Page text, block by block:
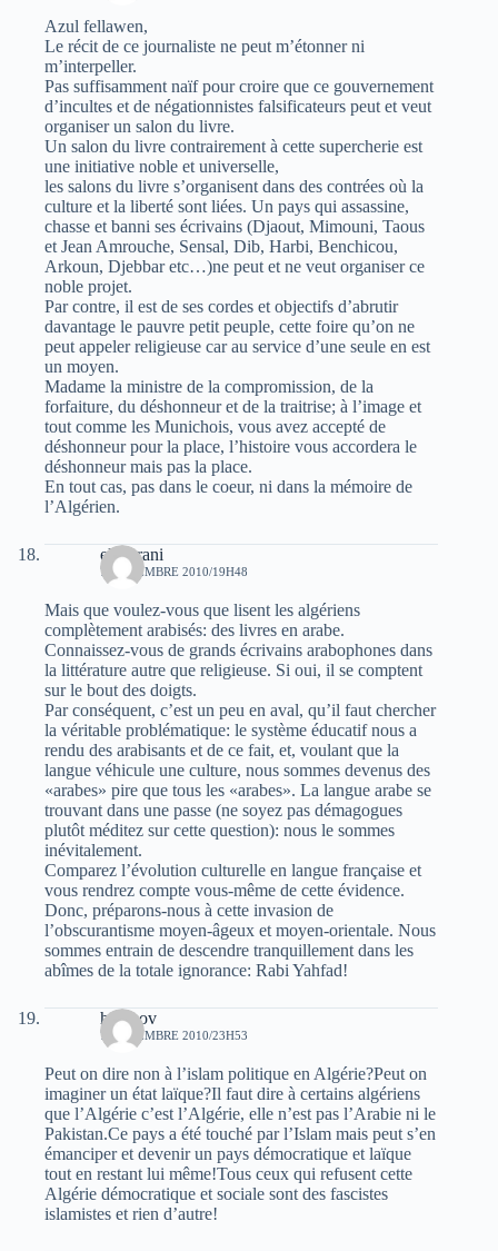
Azul fellawen,
Le récit de ce journaliste ne peut m’étonner ni
m’interpeller.
Pas suffisamment naïf pour croire que ce gouvernement
d’incultes et de négationnistes falsificateurs peut et veut
organiser un salon du livre.
Un salon du livre contrairement à cette supercherie est
une initiative noble et universelle,
les salons du livre s’organisent dans des contrées où la
culture et la liberté sont liées. Un pays qui assassine,
chasse et banni ses écrivains (Djaout, Mimouni, Taous
et Jean Amrouche, Sensal, Dib, Harbi, Benchicou,
Arkoun, Djebbar etc…)ne peut et ne veut organiser ce
noble projet.
Par contre, il est de ses cordes et objectifs d’abrutir
davantage le pauvre petit peuple, cette foire qu’on ne
peut appeler religieuse car au service d’une seule en est
un moyen.
Madame la ministre de la compromission, de la
forfaiture, du déshonneur et de la traitrise; à l’image et
tout comme les Munichois, vous avez accepté de
déshonneur pour la place, l’histoire vous accordera le
déshonneur mais pas la place.
En tout cas, pas dans le coeur, ni dans la mémoire de
l’Algérien.
el Barani
7 NOVEMBRE 2010/19H48
Mais que voulez-vous que lisent les algériens
complètement arabisés: des livres en arabe.
Connaissez-vous de grands écrivains arabophones dans
la littérature autre que religieuse. Si oui, il se comptent
sur le bout des doigts.
Par conséquent, c’est un peu en aval, qu’il faut chercher
la véritable problématique: le système éducatif nous a
rendu des arabisants et de ce fait, et, voulant que la
langue véhicule une culture, nous sommes devenus des
«arabes» pire que tous les «arabes». La langue arabe se
trouvant dans une passe (ne soyez pas démagogues
plutôt méditez sur cette question): nous le sommes
inévitalement.
Comparez l’évolution culturelle en langue française et
vous rendrez compte vous-même de cette évidence.
Donc, préparons-nous à cette invasion de
l’obscurantisme moyen-âgeux et moyen-orientale. Nous
sommes entrain de descendre tranquillement dans les
abîmes de la totale ignorance: Rabi Yahfad!
hocinov
7 NOVEMBRE 2010/23H53
Peut on dire non à l’islam politique en Algérie?Peut on
imaginer un état laïque?Il faut dire à certains algériens
que l’Algérie c’est l’Algérie, elle n’est pas l’Arabie ni le
Pakistan.Ce pays a été touché par l’Islam mais peut s’en
émanciper et devenir un pays démocratique et laïque
tout en restant lui même!Tous ceux qui refusent cette
Algérie démocratique et sociale sont des fascistes
islamistes et rien d’autre!